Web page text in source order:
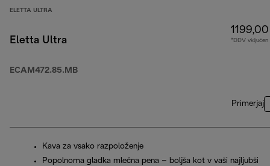
ELETTA ULTRA
Eletta Ultra
ECAM472.85.MB
*DDV vključen
Primerjaj
Kava za vsako razpoloženje
Popolnoma gladka mlečna pena – boljša kot v vaši najljubši